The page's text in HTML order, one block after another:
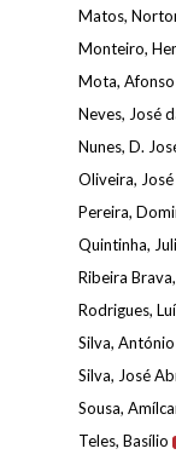
Matos,
Monteiro,
Mota, Afonso
Neves, José
Nunes, D.
Oliveira,
Pereira,
Quintinha,
Ribeira
Rodrigues,
Silva,
Silva, José
Sousa,
Teles, Basílio